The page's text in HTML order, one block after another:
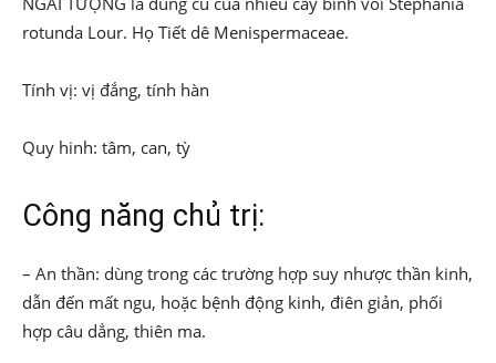
rotunda Lour. Họ Tiết dê Menispermaceae.
Tính vị: vị đắng, tính hàn
Quy hinh: tâm, can, tỳ
Công năng chủ trị:
– An thần: dùng trong các trường hợp suy nhược thần kinh,
dẫn đến mất ngu, hoặc bệnh động kinh, điên giản, phối
hợp câu dẳng, thiên ma.